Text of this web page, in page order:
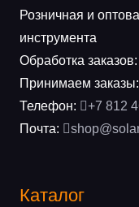
Розничная и
инструмента
Обработка
Принимаем заказы:
Телефон:
+7 812
Почта:
Каталог